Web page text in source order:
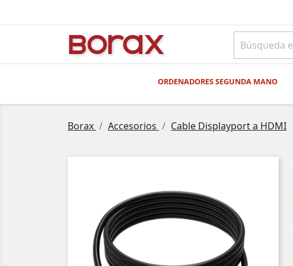
BOrAx
ORDENADORES SEGUNDA MANO
Borax Accesorios Cable Displayport a HDMI